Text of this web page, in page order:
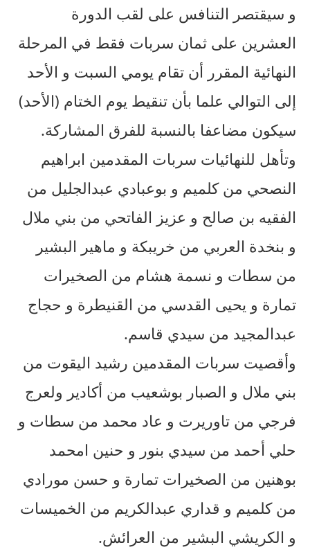
و سيقتصر التنافس على لقب الدورة
العشرين على ثمان سربات فقط في المرحلة
النهائية المقرر أن تقام يومي السبت و الأحد
إلى التوالي علما بأن تنقيط يوم الختام (الأحد)
سيكون مضاعفا بالنسبة للفرق المشاركة.
وتأهل للنهائيات سربات المقدمين ابراهيم
النصحي من كلميم و بوعبادي عبدالجليل من
الفقيه بن صالح و عزيز الفاتحي من بني ملال
و بنخدة العربي من خريبكة و ماهير البشير
من سطات و نسمة هشام من الصخيرات
تمارة و يحيى القدسي من القنيطرة و حجاج
عبدالمجيد من سيدي قاسم.
وأقصيت سربات المقدمين رشيد اليقوت من
بني ملال و الصبار بوشعيب من أكادير ولعرج
فرجي من تاوريرت و عاد محمد من سطات و
حلي أحمد من سيدي بنور و حنين امحمد
بوهنين من الصخيرات تمارة و حسن مورادي
من كلميم و قداري عبدالكريم من الخميسات
و الكريشي البشير من العرائش.